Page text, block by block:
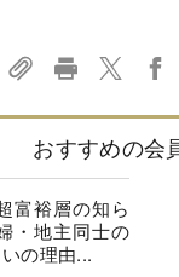
おすすめの会
富裕層の知ら
・地主同士の
の理由...